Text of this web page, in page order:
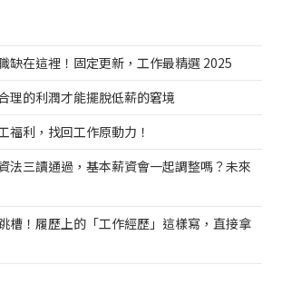
缺在這裡！固定更新，工作最精選 2025
理的利潤才能擺脫低薪的窘境
福利，找回工作原動力！
法三讀通過，基本薪資會一起調整嗎？未來
槽！履歷上的「工作經歷」這樣寫，直接拿